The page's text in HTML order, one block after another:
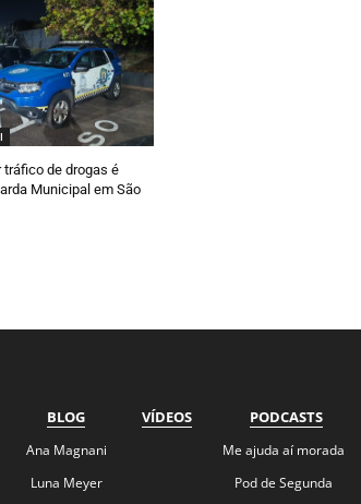
tráfico de drogas é
Municipal em São
BLOG
Ana Magnani
Luna Meyer
VÍDEOS PODCASTS
Me ajuda aí morada
Pod de Segunda